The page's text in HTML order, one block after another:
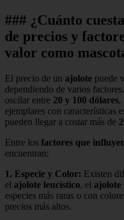
### ¿Cuánto
de precios y
valor como
El precio de un ajolote puede
dependiendo de varios
oscilar entre 20 y 100 dólares,
ejemplares con características
pueden llegar a costar más de
Entre los factores que
encuentran:
1. Especie y Color: Existen
el ajolote leucístico, el ajolote
especies más raras o con
precios más altos.